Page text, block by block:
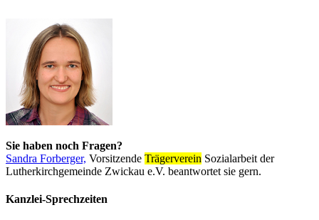
Sie haben noch Fragen?
Sandra Forberger, Vorsitzende Trägerverein Sozialarbeit der
Lutherkirchgemeinde Zwickau e.V. beantwortet sie gern.
Kanzlei-Sprechzeiten